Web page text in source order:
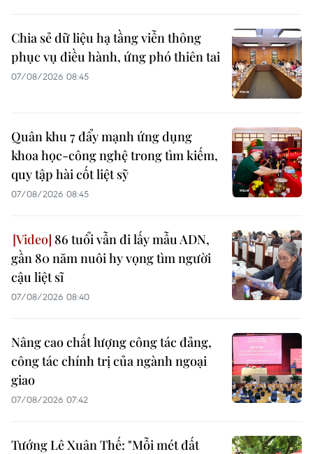
Chia sẻ dữ liệu hạ tầng viễn thông
phục vụ điều hành, ứng phó thiên tai
07/08/2026 08:45
Quân khu 7 đẩy mạnh ứng dụng
khoa học-công nghệ trong tìm kiếm,
quy tập hài cốt liệt sỹ
07/08/2026 08:45
86 tuổi vẫn đi lấy mẫu ADN,
gần 80 năm nuôi hy vọng tìm người
cậu liệt sĩ
07/08/2026 08:40
Nâng cao chất lượng công tác đảng,
công tác chính trị của ngành ngoại
giao
07/08/2026 07:42
Tướng Lê Xuân Thế: "Mỗi mét đất